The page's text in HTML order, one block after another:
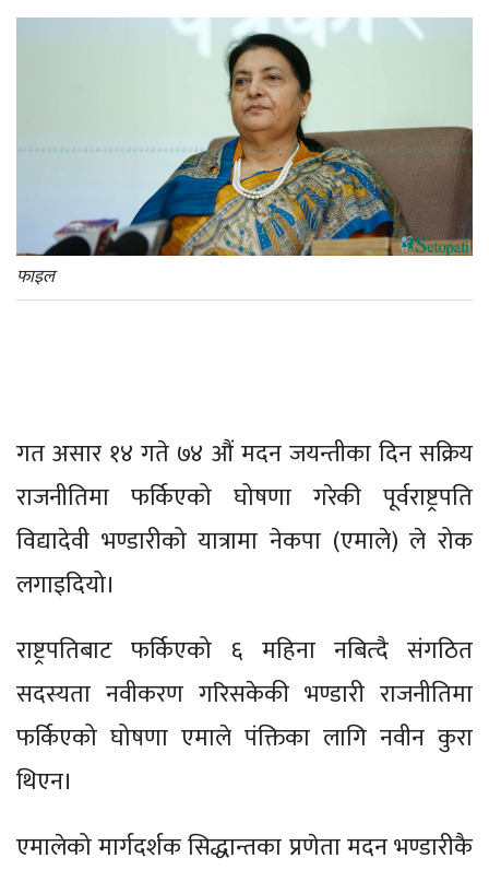
फाइल
गत असार १४ गते ७४ औं मदन जयन्तीका दिन सक्रिय
राजनीतिमा फर्किएको घोषणा गरेकी पूर्वराष्ट्रपति
विद्यादेवी भण्डारीको यात्रामा नेकपा (एमाले) ले रोक
लगाइदियो।
राष्ट्रपतिबाट फर्किएको ६ महिना नबित्दै संगठित
सदस्यता नवीकरण गरिसकेकी भण्डारी राजनीतिमा
फर्किएको घोषणा एमाले पंक्तिका लागि नवीन कुरा
थिएन।
एमालेको मार्गदर्शक सिद्धान्तका प्रणेता मदन भण्डारीकै